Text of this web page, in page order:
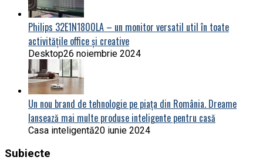
Philips 32E1N1800LA – un monitor versatil util în toate
activitățile office și creative
Desktop26 noiembrie 2024
Un nou brand de tehnologie pe piața din România. Dreame
lansează mai multe produse inteligente pentru casă
Casa inteligentă20 iunie 2024
Subiecte